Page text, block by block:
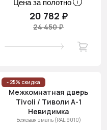
Цена за полотно
20 782 ₽
24 450 ₽
- 25% скидка
Межкомнатная дверь
Tivoli / Тиволи А-1
Невидимка
Бежевая эмаль (RAL 9010)